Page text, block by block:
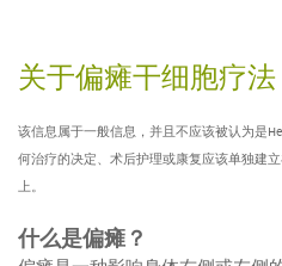
关于偏瘫干细胞疗法
该信息属于一般信息，并且不应该被认为是
何治疗的决定、术后护理或康复应该单独建
上。
什么是偏瘫？